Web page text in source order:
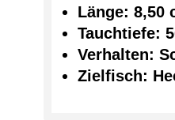
Länge: 8,50
Tauchtiefe:
Verhalten:
Zielfisch: